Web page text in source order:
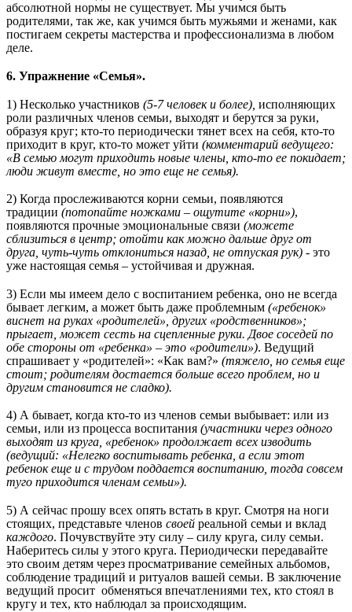
абсолютной нормы не существует. Мы учимся быть
родителями, так же, как учимся быть мужьями и женами, как
постигаем секреты мастерства и профессионализма в любом
деле.
6. Упражнение «Семья».
1) Несколько участников (5-7 человек и более), исполняющих
роли различных членов семьи, выходят и берутся за руки,
образуя круг; кто-то периодически тянет всех на себя, кто-то
приходит в круг, кто-то может уйти (комментарий ведущего:
«В семью могут приходить новые члены, кто-то ее покидает;
люди живут вместе, но это еще не семья).
2) Когда прослеживаются корни семьи, появляются
традиции (потопайте ножками – ощутите «корни»),
появляются прочные эмоциональные связи (можете
сблизиться в центр; отойти как можно дальше друг от
друга, чуть-чуть отклониться назад, не отпуская рук) - это
уже настоящая семья – устойчивая и дружная.
3) Если мы имеем дело с воспитанием ребенка, оно не всегда
бывает легким, а может быть даже проблемным («ребенок»
виснет на руках «родителей», других «родственников»;
прыгает, может сесть на сцепленные руки. Двое соседей по
обе стороны от «ребенка» – это «родители»). Ведущий
спрашивает у «родителей»: «Как вам?» (тяжело, но семья еще
стоит; родителям достается больше всего проблем, но и
другим становится не сладко).
4) А бывает, когда кто-то из членов семьи выбывает: или из
семьи, или из процесса воспитания (участники через одного
выходят из круга, «ребенок» продолжает всех изводить
(ведущий: «Нелегко воспитывать ребенка, а если этот
ребенок еще и с трудом поддается воспитанию, тогда совсем
туго приходится членам семьи»).
5) А сейчас прошу всех опять встать в круг. Смотря на ноги
стоящих, представьте членов своей реальной семьи и вклад
каждого. Почувствуйте эту силу – силу круга, силу семьи.
Наберитесь силы у этого круга. Периодически передавайте
это своим детям через просматривание семейных альбомов,
соблюдение традиций и ритуалов вашей семьи. В заключение
ведущий просит обменяться впечатлениями тех, кто стоял в
кругу и тех, кто наблюдал за происходящим.